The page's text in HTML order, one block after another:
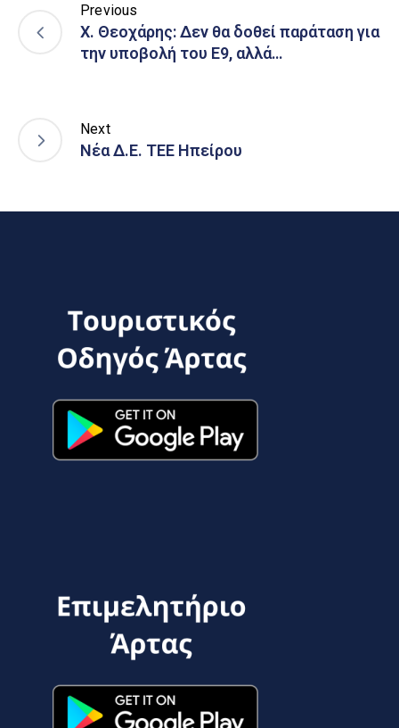
Previous
Χ. Θεοχάρης: Δεν θα δοθεί παράταση για
την υποβολή του Ε9, αλλά…
Next
Νέα Δ.Ε. ΤΕΕ Ηπείρου